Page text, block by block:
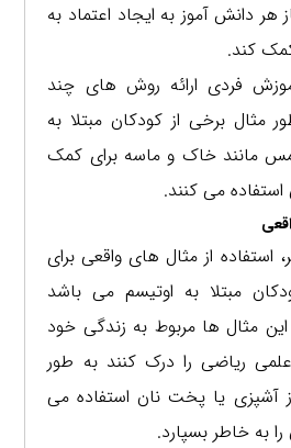
هر دانش آموز به ایجاد اعتماد به
کند.
فردی ارائه روش های چند
برخی از کودکان مبتلا به
لمس مانند خاک و ماسه برای کمک
می کنند.
استفاده از مثال های واقعی برای
مبتلا به اوتیسم می باشد
مثال ها مربوط به زندگی خود
ریاضی را درک کنند به طور
آشپزی یا پخت نان استفاده می
به خاطر بسپارد.